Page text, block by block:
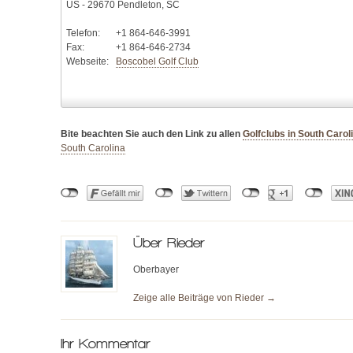
US - 29670 Pendleton, SC
Telefon:
+1 864-646-3991
Fax:
+1 864-646-2734
Webseite:
Boscobel Golf Club
Bite beachten Sie auch den Link zu allen Golfclubs in South
South Carolina
Über Rieder
Oberbayer
Zeige alle Beiträge von Rieder →
Ihr Kommentar